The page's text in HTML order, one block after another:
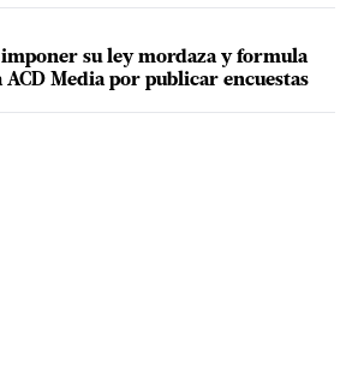
imponer su ley mordaza y formula
Media por publicar encuestas